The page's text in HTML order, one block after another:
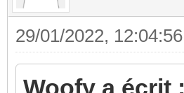
29/01/2022, 12:04:56
Woofy a écrit :